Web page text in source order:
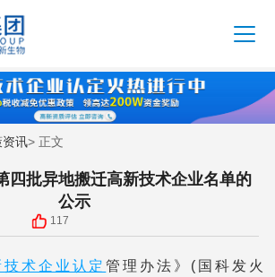
讯> 正文
四批异地搬迁高新技术企业名单的
公示
117
技术企业认定管理办法》(国科发火